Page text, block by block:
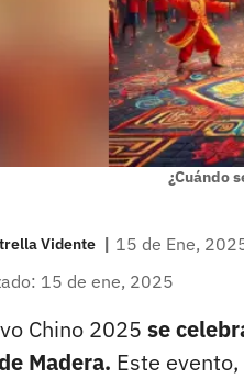
¿Cuándo
Vidente | 15 de Ene,
15 de ene, 2025
Chino 2025 se
Madera. Este